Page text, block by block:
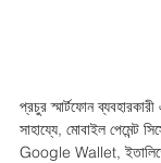
প্রচুর স্মার্টফোন
সাহায্যে, মোবাইল পেমেন্ট
Google Wallet,